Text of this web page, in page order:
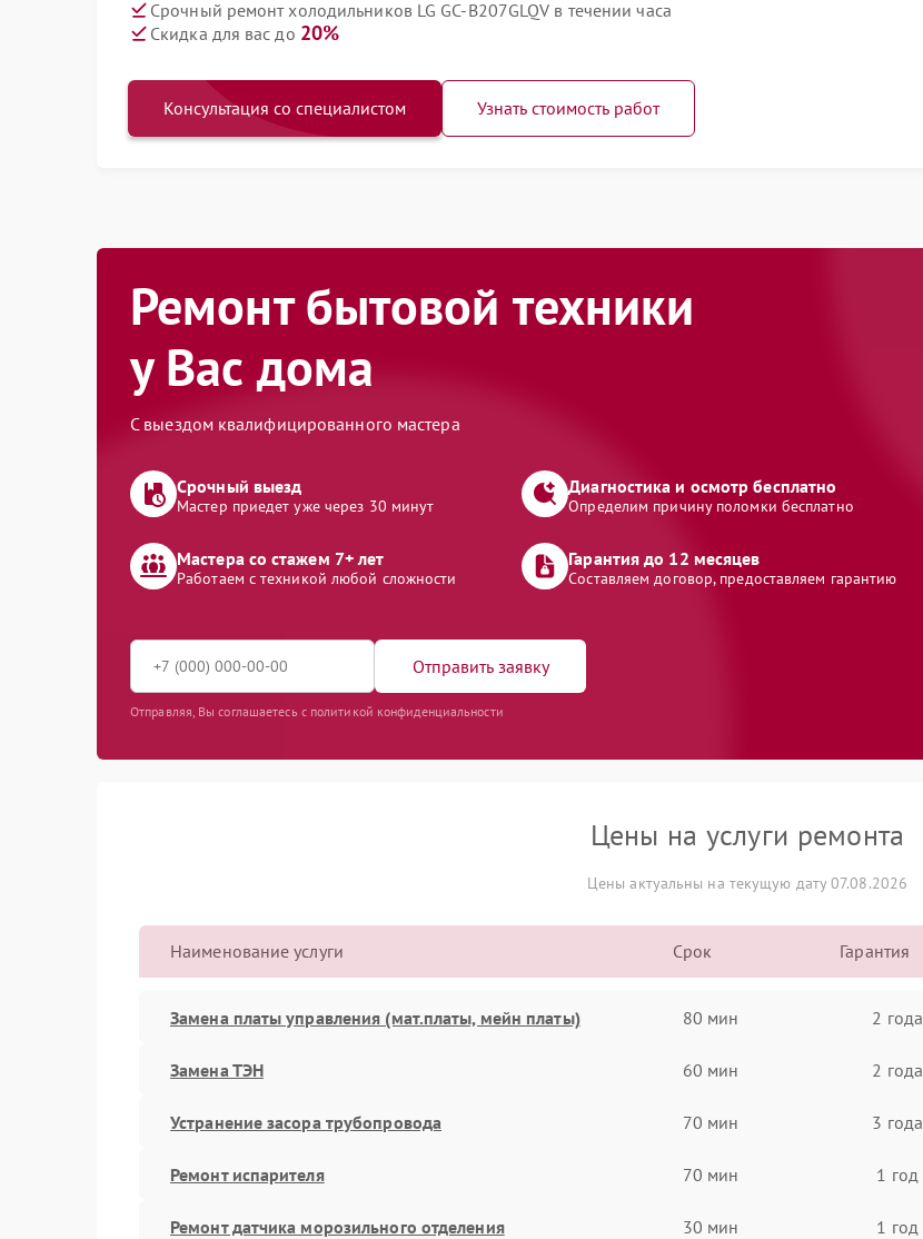
Срочный ремонт холодильников LG GC-B207GLQV в течении часа
Скидка для вас до 20%
Консультация со специалистом Узнать стоимость работ
Ремонт бытовой техники
у Вас дома
С выездом квалифицированного мастера
Срочный выезд
Мастер приедет уже через 30 минут
Диагностика и осмотр бесплатно
Определим причину поломки бесплатно
Мастера со стажем 7+ лет
Работаем с техникой любой сложности
Гарантия до 12 месяцев
Составляем договор, предоставляем гарантию
Отправить заявку
Отправляя, Вы соглашаетесь с политикой конфиденциальности
Цены на услуги ремонта
Цены актуальны на текущую дату 07.08.2026
Наименование услуги Срок Гарантия
Замена платы управления (мат.платы, мейн платы) 80 мин 2 года
Замена ТЭН 60 мин 2 года
Устранение засора трубопровода 70 мин 3 года
Ремонт испарителя 70 мин 1 год
Ремонт датчика морозильного отделения 30 мин 1 год